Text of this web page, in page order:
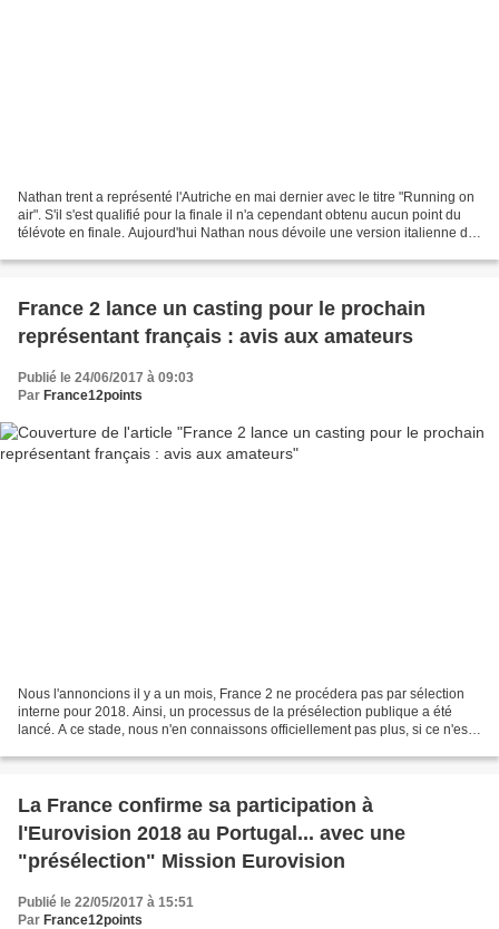
Nathan trent a représenté l'Autriche en mai dernier avec le titre "Running on
air". S'il s'est qualifié pour la finale il n'a cependant obtenu aucun point du
télévote en finale. Aujourd'hui Nathan nous dévoile une version italienne de
France 2 lance un casting pour le prochain
représentant français : avis aux amateurs
Publié le 24/06/2017 à 09:03
Par France12points
Nous l'annoncions il y a un mois, France 2 ne procédera pas par sélection
interne pour 2018. Ainsi, un processus de la présélection publique a été
lancé. A ce stade, nous n'en connaissons officiellement pas plus, si ce n'est
La France confirme sa participation à
l'Eurovision 2018 au Portugal... avec une
"présélection" Mission Eurovision
Publié le 22/05/2017 à 15:51
Par France12points